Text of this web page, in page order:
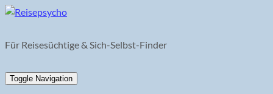
Skip
content
Für Reisesüchtige & Sich-Selbst-Finder
Toggle Navigation